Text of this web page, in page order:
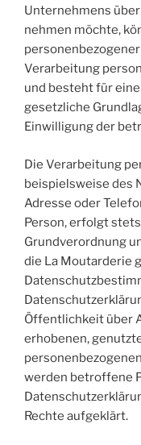
Unternehmens
nehmen möchte,
Verarbeitung
und besteht für
gesetzliche
Einwilligung der
Die Verarbeitung
beispielsweise des
Adresse oder
Person, erfolgt
Grundverordnung
die La Moutarderie
Öffentlichkeit über
erhobenen,
werden betroffene
Rechte aufgeklärt.